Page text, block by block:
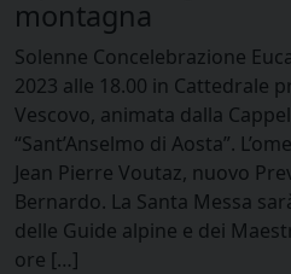
montagna
Solenne Concelebrazione
2023 alle 18.00 in Cattedrale
Vescovo, animata dalla
“Sant’Anselmo di Aosta”.
Jean Pierre Voutaz, nuovo
Bernardo. La Santa Messa
delle Guide alpine e dei
ore […]